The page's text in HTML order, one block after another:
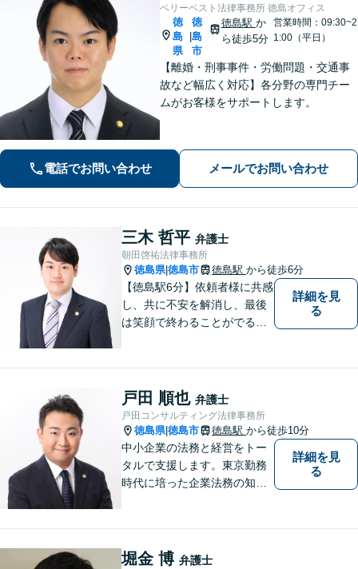
ベリーベスト法律事務所 徳島オフィス
徳
島
県
徳
島
市
徳島駅 か
ら徒歩5分
営業時間：09:30~2
1:00（平日）
【離婚・刑事事件・労働問題・交通事
故など幅広く対応】各分野の専門チー
ムがお客様をサポートします。
電話でお問い合わせ メールでお問い合わせ
三木 哲平 弁護士
朝田啓祐法律事務所
徳島県|徳島市 徳島駅 から徒歩6分
【徳島駅6分】依頼者様に共感
し、共に不安を解消し、最後
は笑顔で終わることがでるよ
相談にのっています。 まずは
ご相談ください。
詳細を見
る
戸田 順也 弁護士
戸田コンサルティング法律事務所
徳島県|徳島市 徳島駅 から徒歩10分
中小企業の法務と経営をトー
タルで支援します。東京勤務
時代に培った企業法務の知見
す。
詳細を見
る
堀金 博 弁護士